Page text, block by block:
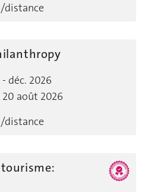
distance
déc. 2026
20 août 2026
distance